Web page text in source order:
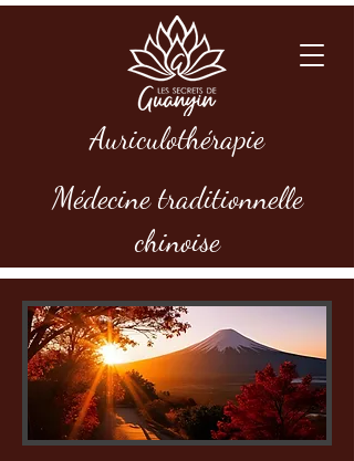
Auriculothérapie
Médecine traditionnelle
chinoise